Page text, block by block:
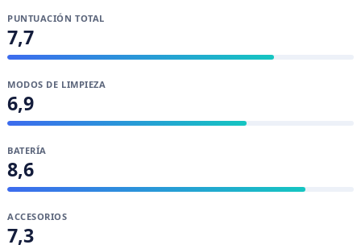
PUNTUACIÓN TOTAL
7,7
MODOS DE LIMPIEZA
6,9
BATERÍA
8,6
ACCESORIOS
7,3